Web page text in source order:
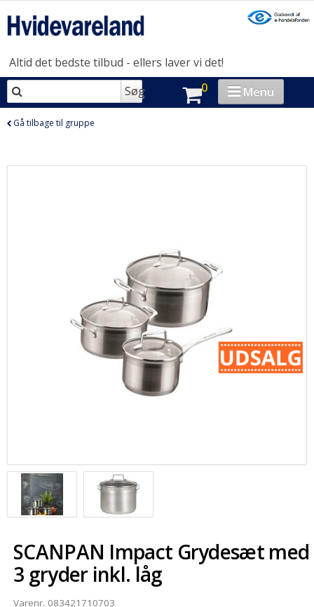
Altid det bedste tilbud - ellers laver vi det!
Søg
0 Menu
VASK & TØR
SOMMERUDSALG
Gå tilbage til gruppe
SCANPAN Impact Grydesæt med
3 gryder inkl. låg
Varenr. 083421710703